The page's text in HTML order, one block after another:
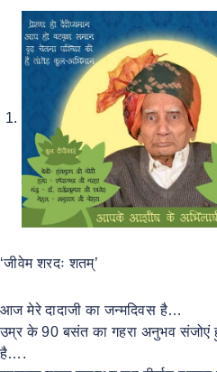
‘जीवेम शरदः शतम्’
आज मेरे दादाजी का जन्मदिवस है…
उम्र के 90 बसंत का गहरा अनुभव संजोएं
है….